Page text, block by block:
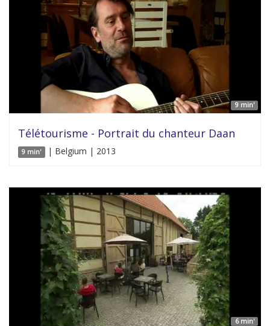
9 min'
Télétourisme - Portrait du chanteur Daan
9 min' | Belgium | 2013
6 min'